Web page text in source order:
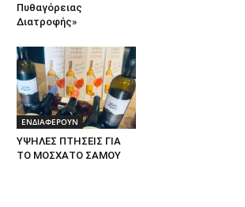
Πυθαγόρειας
Διατροφής»
ΕΝΔΙΑΦΕΡΟΥΝ
ΥΨΗΛΕΣ ΠΤΗΣΕΙΣ ΓΙΑ
ΤΟ ΜΟΣΧΑΤΟ ΣΑΜΟΥ